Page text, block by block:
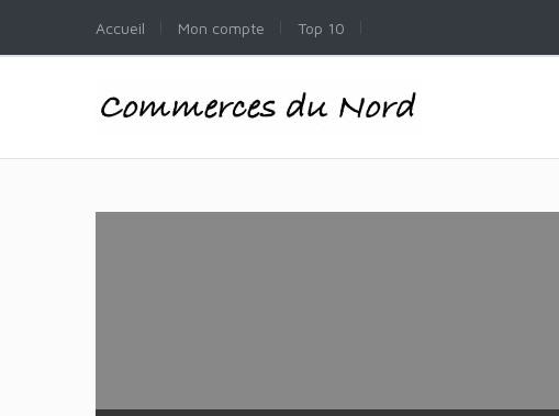
Accueil Mon compte Top 10